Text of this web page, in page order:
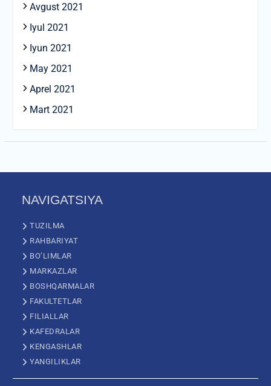
Avgust 2021
Iyul 2021
Iyun 2021
May 2021
Aprel 2021
Mart 2021
NAVIGATSIYA
TUZILMA
RAHBARIYAT
BO’LIMLAR
MARKAZLAR
BOSHQARMALAR
FAKULTETLAR
FILIALLAR
KAFEDRALAR
KENGASHLAR
YANGILIKLAR